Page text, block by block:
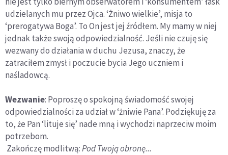
udzielanych mu przez Ojca. ‘Żniwo wielkie’, misja to
‘prerogatywa Boga’. To On jest jej źródłem. My mamy w niej
jednak także swoją odpowiedzialność. Jeśli nie czuję się
wezwany do działania w duchu Jezusa, znaczy, że
zatraciłem zmysł i poczucie bycia Jego uczniem i
naśladowcą.
Wezwanie: Poproszę o spokojną świadomość swojej
odpowiedzialności za udział w ‘żniwie Pana’. Podziękuję za
to, że Pan ‘lituje się’ nade mną i wychodzi naprzeciw moim
potrzebom.
Zakończę modlitwą:Pod Twoją obronę...